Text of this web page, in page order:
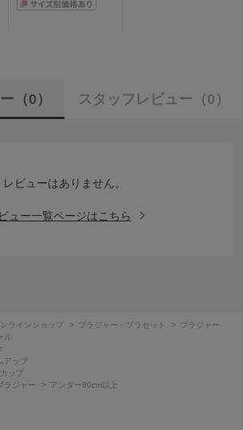
（0） スタッフレビュー （0）
レビューはありません。
ュー一覧ページはこちら
ラインショップ > ブラジャー・ブラセット >
ブラジャー
ル
アップ
ップ
ラジャー > アンダー80cm以上